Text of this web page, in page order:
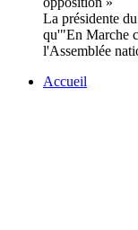
La présidente
qu'"En Marche
l'Assemblée
Accueil